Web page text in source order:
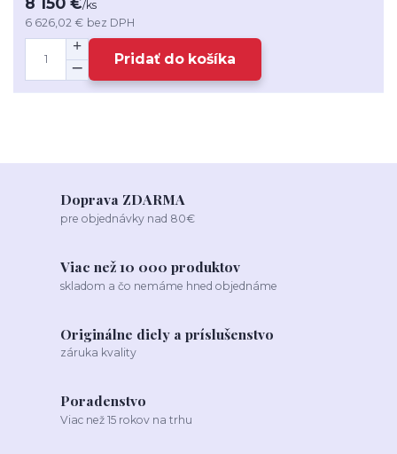
/ks
6 626,02 € bez DPH
Pridať do košíka
Doprava ZDARMA
pre objednávky nad 80€
Viac než 10 000 produktov
skladom a čo nemáme hned objednáme
Originálne diely a príslušenstvo
záruka kvality
Poradenstvo
Viac než 15 rokov na trhu